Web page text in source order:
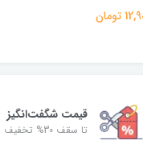
قیمت شگفت‌انگیز
تا سقف 30% تخفیف